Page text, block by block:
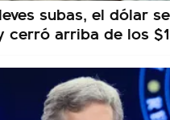
subas, el dólar
cerró arriba de los